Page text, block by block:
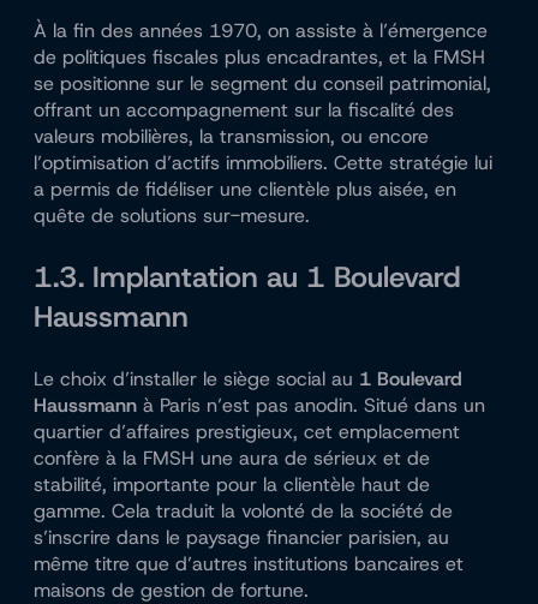
À la fin des années 1970, on assiste à l’émergence
de politiques fiscales plus encadrantes, et la FMSH
se positionne sur le segment du conseil patrimonial,
offrant un accompagnement sur la fiscalité des
valeurs mobilières, la transmission, ou encore
l’optimisation d’actifs immobiliers. Cette stratégie lui
a permis de fidéliser une clientèle plus aisée, en
quête de solutions sur-mesure.
1.3. Implantation au 1 Boulevard
Haussmann
Le choix d’installer le siège social au 1 Boulevard
Haussmann à Paris n’est pas anodin. Situé dans un
quartier d’affaires prestigieux, cet emplacement
confère à la FMSH une aura de sérieux et de
stabilité, importante pour la clientèle haut de
gamme. Cela traduit la volonté de la société de
s’inscrire dans le paysage financier parisien, au
même titre que d’autres institutions bancaires et
maisons de gestion de fortune.